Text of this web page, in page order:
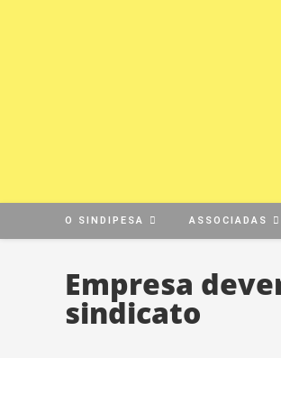
O SINDIPESA ASSOCIADAS
Empresa
sindicato